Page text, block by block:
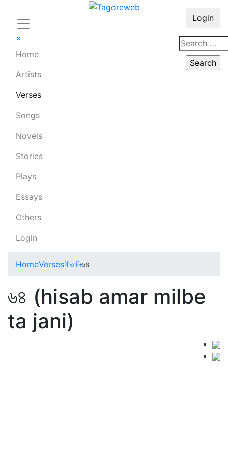
×
Home
Artists
Verses
Songs
Novels
Stories
Plays
Essays
Others
Login
Login
HomeVersesগীতালি৬৪
৬৪ (hisab amar milbe
ta jani)